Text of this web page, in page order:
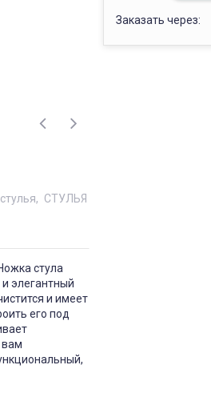
Заказать через:
СТУЛЬЯ
стула
элегантный
и имеет
его под
вам